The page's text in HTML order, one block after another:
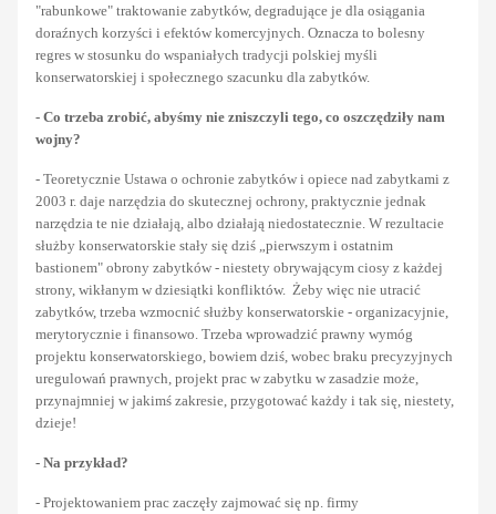
"rabunkowe" traktowanie zabytków, degradujące je dla osiągania
doraźnych korzyści i efektów komercyjnych. Oznacza to bolesny
regres w stosunku do wspaniałych tradycji polskiej myśli
konserwatorskiej i społecznego szacunku dla zabytków.
- Co trzeba zrobić, abyśmy nie zniszczyli tego, co oszczędziły nam
wojny?
- Teoretycznie Ustawa o ochronie zabytków i opiece nad zabytkami z
2003 r. daje narzędzia do skutecznej ochrony, praktycznie jednak
narzędzia te nie działają, albo działają niedostatecznie. W rezultacie
służby konserwatorskie stały się dziś „pierwszym i ostatnim
bastionem" obrony zabytków - niestety obrywającym ciosy z każdej
strony, wikłanym w dziesiątki konfliktów. Żeby więc nie utracić
zabytków, trzeba wzmocnić służby konserwatorskie - organizacyjnie,
merytorycznie i finansowo. Trzeba wprowadzić prawny wymóg
projektu konserwatorskiego, bowiem dziś, wobec braku precyzyjnych
uregulowań prawnych, projekt prac w zabytku w zasadzie może,
przynajmniej w jakimś zakresie, przygotować każdy i tak się, niestety,
dzieje!
- Na przykład?
- Projektowaniem prac zaczęły zajmować się np. firmy